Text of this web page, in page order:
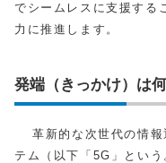
でシームレスに支援する
力に推進します。
発端（きっかけ）は
革新的な次世代の情報
テム（以下「5G」とい